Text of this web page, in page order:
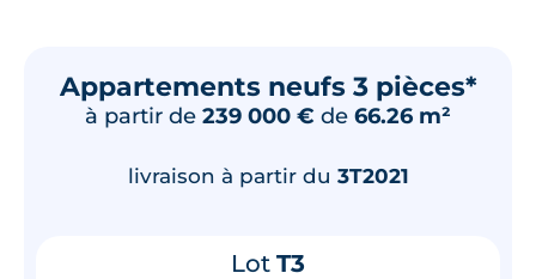
Appartements neufs 3 pièces*
à partir de 239 000 € de 66.26 m²
livraison à partir du 3T2021
Lot T3